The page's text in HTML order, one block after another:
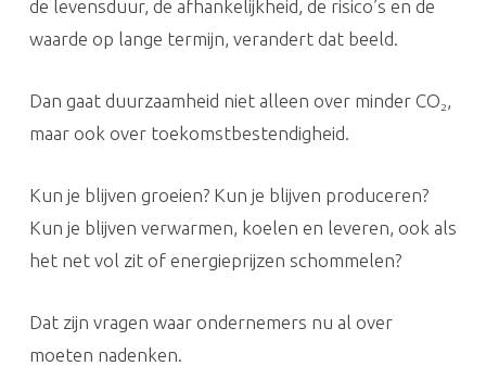
de levensduur, de afhankelijkheid, de risico’s en de
waarde op lange termijn, verandert dat beeld.
Dan gaat duurzaamheid niet alleen over minder CO₂,
maar ook over toekomstbestendigheid.
Kun je blijven groeien? Kun je blijven produceren?
Kun je blijven verwarmen, koelen en leveren, ook als
het net vol zit of energieprijzen schommelen?
Dat zijn vragen waar ondernemers nu al over
moeten nadenken.